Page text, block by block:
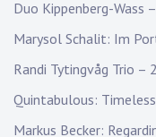
Duo Kippenberg-Wass
Marysol Schalit: Im
Randi Tytingvåg Trio –
Quintabulous:
Markus Becker: